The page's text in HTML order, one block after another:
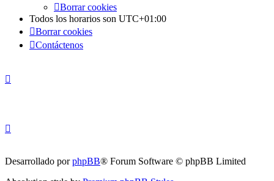
Borrar cookies
Todos los horarios son UTC+01:00
Borrar cookies
Contáctenos
Desarrollado porphpBB® Forum Software © phpBB Limited